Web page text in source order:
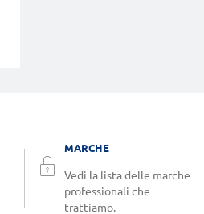
MARCHE
Vedi la lista delle marche
professionali che
trattiamo.